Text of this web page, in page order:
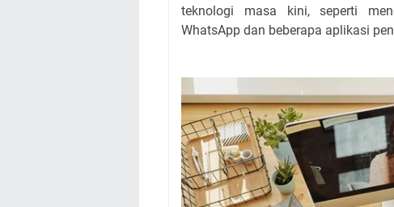
teknologi masa kini, seperti
WhatsApp dan beberapa aplikasi